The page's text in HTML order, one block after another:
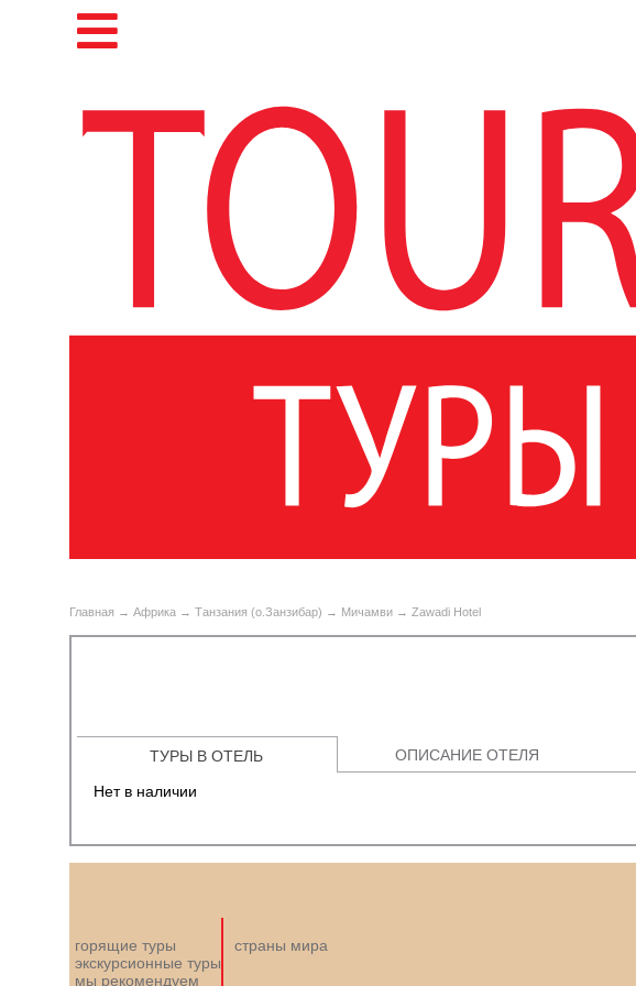
Главная → Африка→ Танзания (о.Занзибар) → Мичамви→ Zawadi Hotel
ТУРЫ В ОТЕЛЬ ОПИСАНИЕ ОТЕЛЯ
Нет в наличии
горящие туры
экскурсионные туры
мы рекомендуем
страны мира